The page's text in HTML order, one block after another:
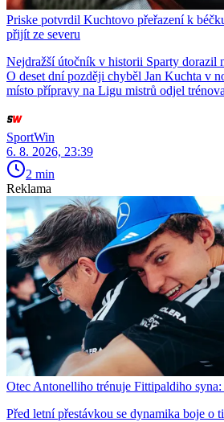
Priske potvrdil Kuchtovo přeřazení k
přijít ze severu
Nejdražší útočník v historii Sparty dorazil
O deset dní později chyběl Jan Kuchta v
místo přípravy na Ligu mistrů odjel
SportWin
6. 8. 2026, 23:39
2 min
Reklama
Otec Antonelliho trénuje Fittipaldiho
Před letní přestávkou se dynamika boje o